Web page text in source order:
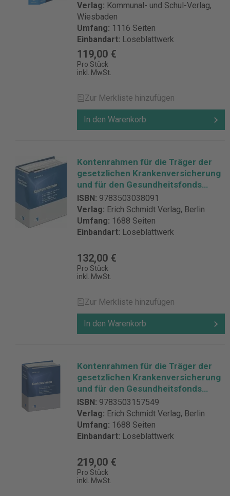
Verlag: Kommunal- und Schul-Verlag,
Wiesbaden
Umfang: 1116 Seiten
Einbandart: Loseblattwerk
119,00 €
Pro Stück
inkl. MwSt.
Zur Merkliste hinzufügen
In den Warenkorb
Kontenrahmen für die Träger der
gesetzlichen Krankenversicherung
und für den Gesundheitsfonds
Kontenrahmen für die Träger der
sozialen Pflegeversicherung und
den Ausgleichsfonds - mit
Fortsetzungsbezug
ISBN: 9783503038091
Verlag: Erich Schmidt Verlag, Berlin
Umfang: 1688 Seiten
Einbandart: Loseblattwerk
132,00 €
Pro Stück
inkl. MwSt.
Zur Merkliste hinzufügen
In den Warenkorb
Kontenrahmen für die Träger der
gesetzlichen Krankenversicherung
und für den Gesundheitsfonds
Kontenrahmen für die Träger der
sozialen Pflegeversicherung und
den Ausgleichsfonds - ohne
Fortsetzungsbezug
ISBN: 9783503157549
Verlag: Erich Schmidt Verlag, Berlin
Umfang: 1688 Seiten
Einbandart: Loseblattwerk
219,00 €
Pro Stück
inkl. MwSt.